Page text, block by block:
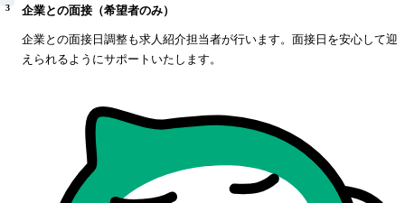
3 企業との面接（希望者のみ）
企業との面接日調整も求人紹介担当者が行います。面接日を安心して迎
えられるようにサポートいたします。